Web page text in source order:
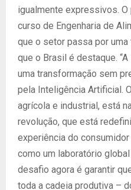
igualmente expressivos.
curso de Engenharia de
que o setor passa por
que o Brasil é destaque.
uma transformação sem
pela Inteligência Artificial.
agrícola e industrial, está
revolução, que está
experiência do
como um laboratório
desafio agora é garantir
toda a cadeia produtiva –